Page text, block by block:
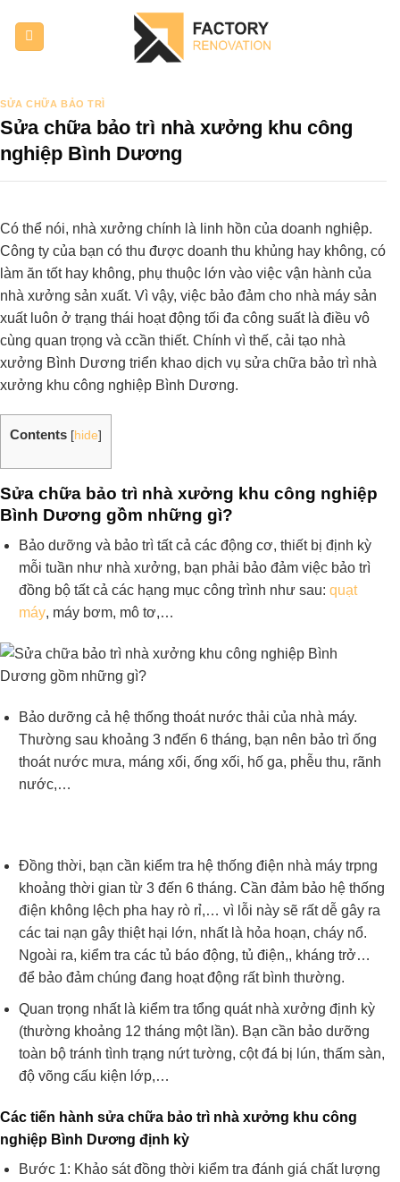
nội
SỬA CHỮA BẢO TRÌ
Sửa chữa bảo trì nhà xưởng khu công
nghiệp Bình Dương
Có thể nói, nhà xưởng chính là linh hồn của doanh nghiệp.
Công ty của bạn có thu được doanh thu khủng hay không, có
làm ăn tốt hay không, phụ thuộc lớn vào việc vận hành của
nhà xưởng sản xuất. Vì vậy, việc bảo đảm cho nhà máy sản
xuất luôn ở trạng thái hoạt động tối đa công suất là điều vô
cùng quan trọng và ccần thiết. Chính vì thế, cải tạo nhà
xưởng Bình Dương triển khao dịch vụ sửa chữa bảo trì nhà
xưởng khu công nghiệp Bình Dương.
Contents [hide]
Sửa chữa bảo trì nhà xưởng khu công nghiệp
Bình Dương gồm những gì?
Bảo dưỡng và bảo trì tất cả các động cơ, thiết bị định kỳ
mỗi tuần như nhà xưởng, bạn phải bảo đảm việc bảo trì
đồng bộ tất cả các hạng mục công trình như sau: quạt
máy, máy bơm, mô tơ,…
Bảo dưỡng cả hệ thống thoát nước thải của nhà máy.
Thường sau khoảng 3 nđến 6 tháng, bạn nên bảo trì ống
thoát nước mưa, máng xối, ống xối, hố ga, phễu thu, rãnh
nước,…
Đồng thời, bạn cần kiểm tra hệ thống điện nhà máy trpng
khoảng thời gian từ 3 đến 6 tháng. Cần đảm bảo hệ thống
điện không lệch pha hay rò rỉ,… vì lỗi này sẽ rất dễ gây ra
các tai nạn gây thiệt hại lớn, nhất là hỏa hoạn, cháy nổ.
Ngoài ra, kiểm tra các tủ báo động, tủ điện,, kháng trở…
để bảo đảm chúng đang hoạt động rất bình thường.
Quan trọng nhất là kiểm tra tổng quát nhà xưởng định kỳ
(thường khoảng 12 tháng một lần). Bạn cần bảo dưỡng
toàn bộ tránh tình trạng nứt tường, cột đá bị lún, thấm sàn,
độ võng cấu kiện lớp,…
Các tiến hành sửa chữa bảo trì nhà xưởng khu công
nghiệp Bình Dương định kỳ
Bước 1: Khảo sát đồng thời kiểm tra đánh giá chất lượng